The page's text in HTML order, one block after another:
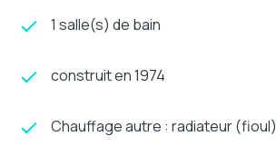
1 salle(s) de bain
construit en 1974
Chauffage autre : radiateur (fioul)